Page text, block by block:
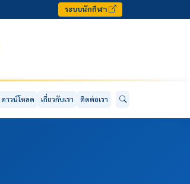
ระบบนักกีฬา
ดาวน์โหลด เกี่ยวกับเรา ติดต่อเรา